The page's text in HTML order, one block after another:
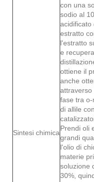
Sintesi chimica
con una
sodio al
acidificato
estratto
l'estratto
e
ottiene il
anche
attraverso
fase tra
di allile
Prendi oli
grandi
l'olio di
materie
soluzione
30%,